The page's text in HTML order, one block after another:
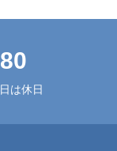
は休日